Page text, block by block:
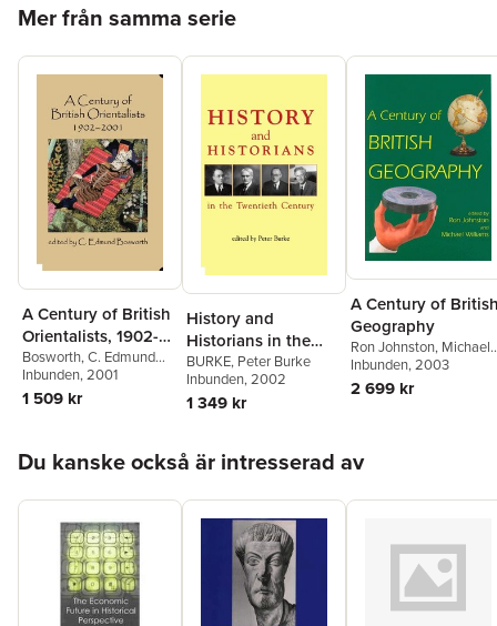
Mer från samma serie
A Century of British
Orientalists, 1902-
2001
Bosworth,C. Edmund
Bosworth
Inbunden, 2001
1 509 kr
History and
Historians in the
Twentieth Century
BURKE, Peter Burke
Inbunden, 2002
1 349 kr
A Century of
Geography
Ron Johnston, Michael
Williams
Inbunden, 2003
2 699 kr
Du kanske också är intresserad av